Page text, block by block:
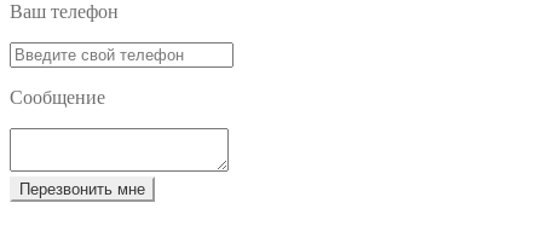
Ваш телефон
Сообщение
Перезвонить мне